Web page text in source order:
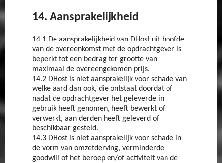
14. Aansprakelijkheid
14.1 De aansprakelijkheid van DHost uit hoofde
van de overeenkomst met de opdrachtgever is
beperkt tot een bedrag ter grootte van
maximaal de overeengekomen prijs.
14.2 DHost is niet aansprakelijk voor schade van
welke aard dan ook, die ontstaat doordat of
nadat de opdrachtgever het geleverde in
gebruik heeft genomen, heeft bewerkt of
verwerkt, aan derden heeft geleverd of
beschikbaar gesteld.
14.3 DHost is niet aansprakelijk voor schade in
de vorm van omzetderving, verminderde
goodwill of het beroep en/of activiteit van de